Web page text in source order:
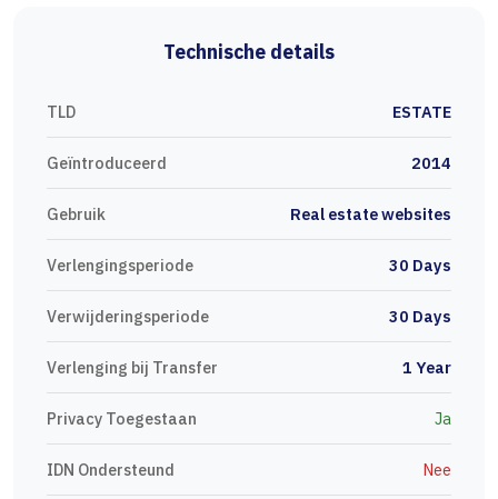
Technische details
TLD ESTATE
Geïntroduceerd 2014
Gebruik Real estate websites
Verlengingsperiode 30 Days
Verwijderingsperiode 30 Days
Verlenging bij Transfer 1 Year
Privacy Toegestaan Ja
IDN Ondersteund Nee